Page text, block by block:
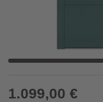
1.099,00 €